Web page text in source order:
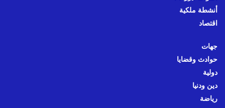
أنشطة ملكية
اقتصاد
جهات
حوادث وقضايا
دولية
دين ودنيا
رياضة